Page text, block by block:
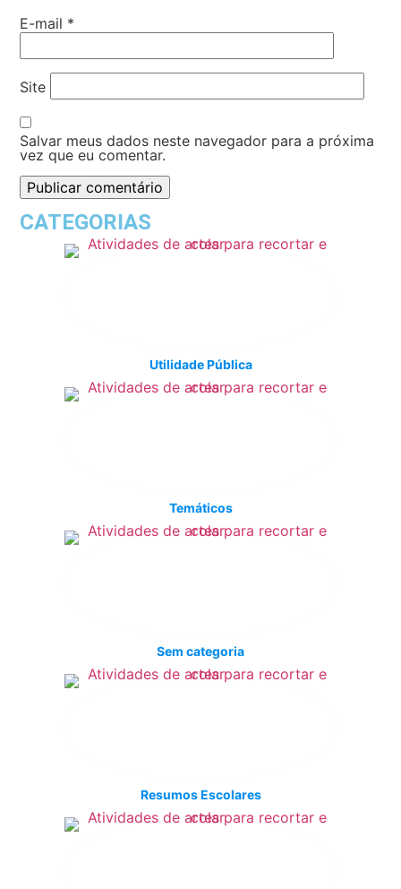
E-mail *
Site
Salvar meus dados neste navegador para a próxima
vez que eu comentar.
CATEGORIAS
Utilidade Pública
Temáticos
Sem categoria
Resumos Escolares